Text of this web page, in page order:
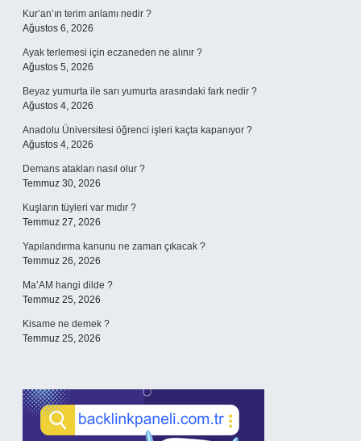
Kur’an’ın terim anlamı nedir ?
Ağustos 6, 2026
Ayak terlemesi için eczaneden ne alınır ?
Ağustos 5, 2026
Beyaz yumurta ile sarı yumurta arasındaki fark nedir ?
Ağustos 4, 2026
Anadolu Üniversitesi öğrenci işleri kaçta kapanıyor ?
Ağustos 4, 2026
Demans atakları nasıl olur ?
Temmuz 30, 2026
Kuşların tüyleri var mıdır ?
Temmuz 27, 2026
Yapılandırma kanunu ne zaman çıkacak ?
Temmuz 26, 2026
Ma’AM hangi dilde ?
Temmuz 25, 2026
Kisame ne demek ?
Temmuz 25, 2026